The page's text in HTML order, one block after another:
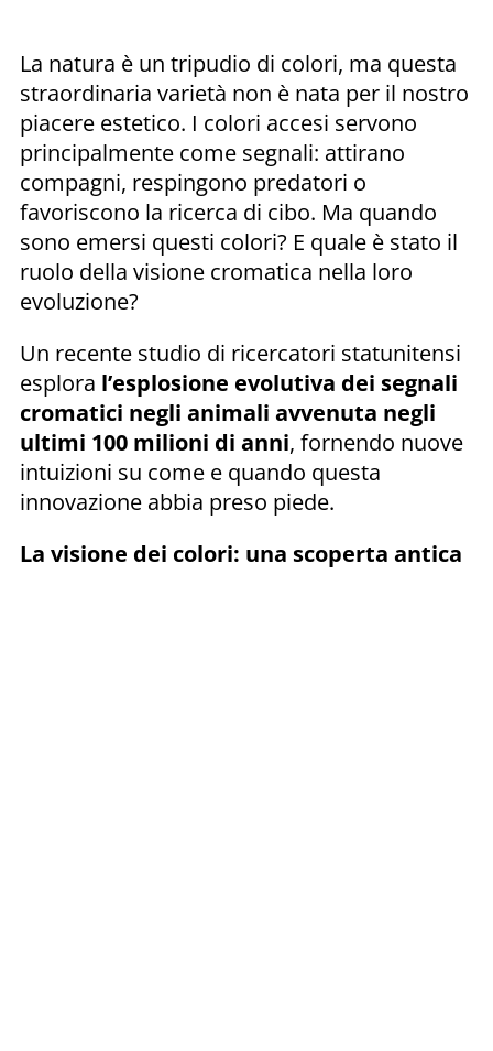
La natura è un tripudio di colori, ma questa
straordinaria varietà non è nata per il nostro
piacere estetico. I colori accesi servono
principalmente come segnali: attirano
compagni, respingono predatori o
favoriscono la ricerca di cibo. Ma quando
sono emersi questi colori? E quale è stato il
ruolo della visione cromatica nella loro
evoluzione?
Un recente studio di ricercatori statunitensi
esplora l’esplosione evolutiva dei segnali
cromatici negli animali avvenuta negli
ultimi 100 milioni di anni, fornendo nuove
intuizioni su come e quando questa
innovazione abbia preso piede.
La visione dei colori: una scoperta antica